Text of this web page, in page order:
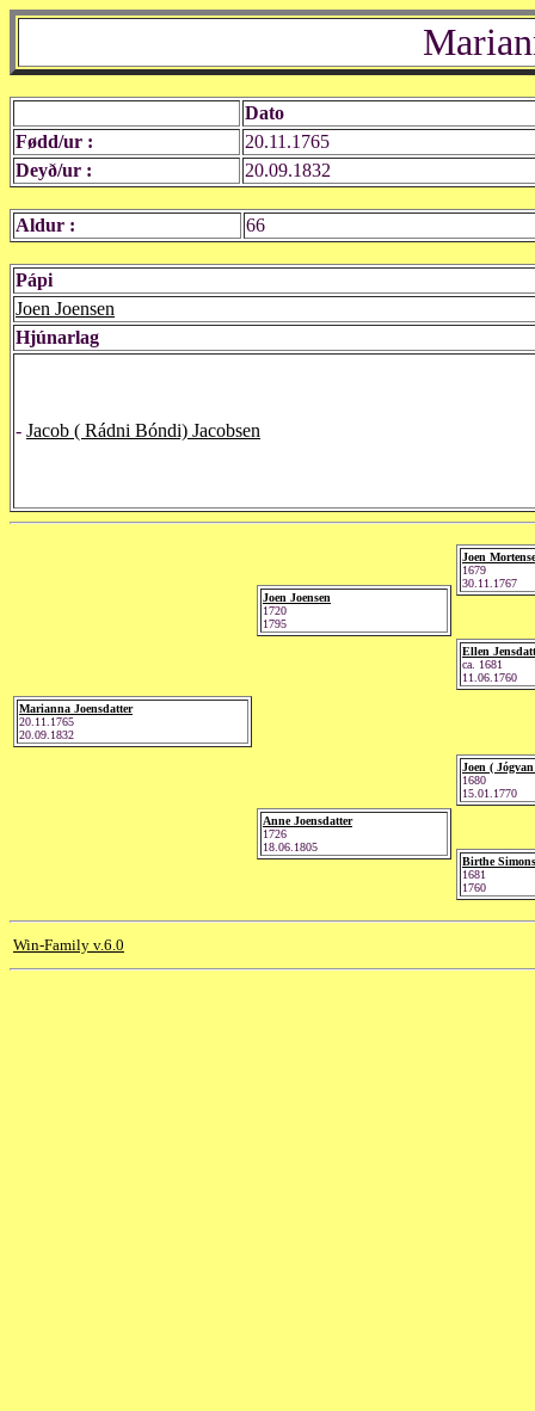
Dato
Fødd/ur :
20.11.1765
Deyð/ur :
20.09.1832
Aldur : 66
Pápi
Joen Joensen
Hjúnarlag
- Jacob ( Rádni Bóndi) Jacobsen
Marianna Joensdatter
20.11.1765
20.09.1832
Joen Joensen
1720
1795
Anne Joensdatter
1726
18.06.1805
Joen
1679
30.11.1767
Ellen
ca. 1681
11.06.1760
Joen (
1680
15.01.1770
Birthe
1681
1760
Win-Family v.6.0